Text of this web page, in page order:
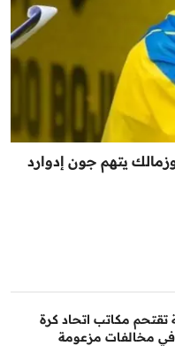
يتهم جون إدوارد
تقتحم مكاتب اتحاد كرة
في مخالفات مزعومة